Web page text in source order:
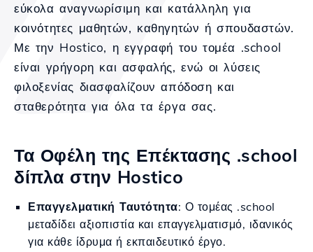
εύκολα αναγνωρίσιμη και κατάλληλη για
κοινότητες μαθητών, καθηγητών ή σπουδαστών.
Με την Hostico, η εγγραφή του τομέα .school
είναι γρήγορη και ασφαλής, ενώ οι λύσεις
φιλοξενίας διασφαλίζουν απόδοση και
σταθερότητα για όλα τα έργα σας.
Τα Οφέλη της Επέκτασης .school
δίπλα στην Hostico
Επαγγελματική Ταυτότητα: Ο τομέας .school
μεταδίδει αξιοπιστία και επαγγελματισμό, ιδανικός
για κάθε ίδρυμα ή εκπαιδευτικό έργο.